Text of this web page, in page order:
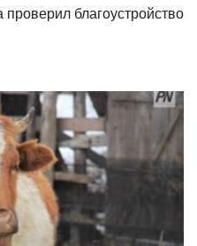
благоустройство